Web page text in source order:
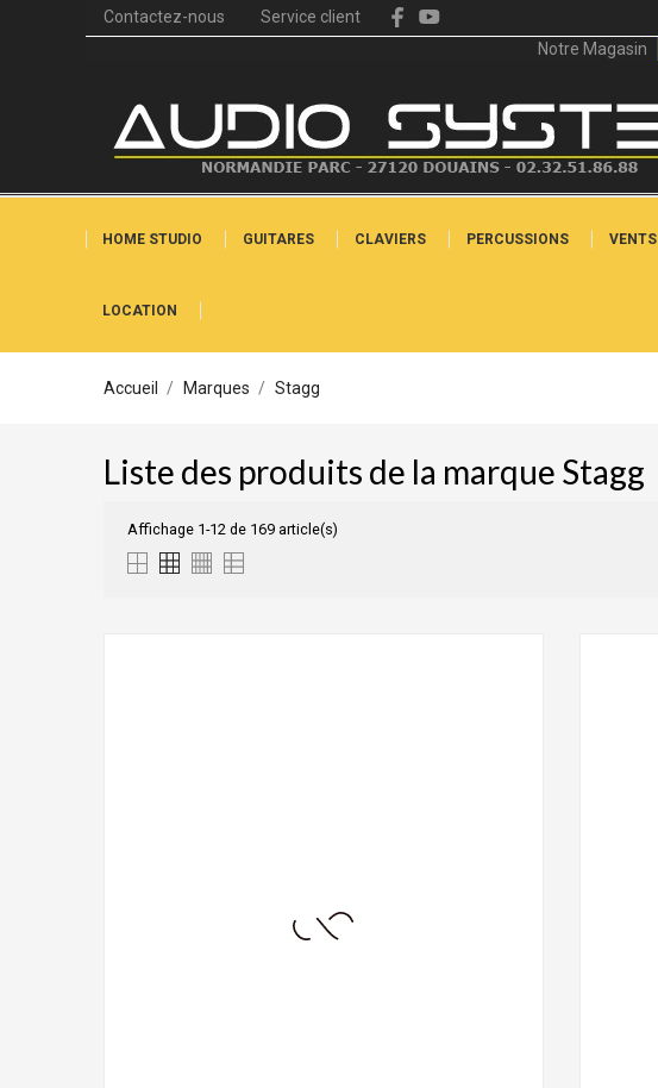
Contactez-nous Service client
Notre Magasin
HOME STUDIO GUITARES CLAVIERS PERCUSSIONS VENTS
LOCATION
Accueil Marques Stagg
Liste des produits de la marque Stagg
Affichage 1-12 de 169 article(s)